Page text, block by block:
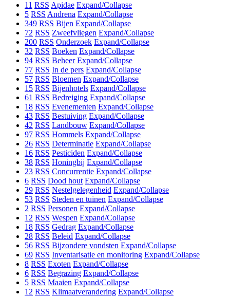
11 RSS Apidae Expand/Collapse
5 RSS Andrena Expand/Collapse
349 RSS Bijen Expand/Collapse
72 RSS Zweefvliegen Expand/Collapse
200 RSS Onderzoek Expand/Collapse
32 RSS Boeken Expand/Collapse
94 RSS Beheer Expand/Collapse
77 RSS In de pers Expand/Collapse
57 RSS Bloemen Expand/Collapse
15 RSS Bijenhotels Expand/Collapse
61 RSS Bedreiging Expand/Collapse
18 RSS Evenementen Expand/Collapse
43 RSS Bestuiving Expand/Collapse
42 RSS Landbouw Expand/Collapse
97 RSS Hommels Expand/Collapse
26 RSS Determinatie Expand/Collapse
16 RSS Pesticiden Expand/Collapse
38 RSS Honingbij Expand/Collapse
23 RSS Concurrentie Expand/Collapse
6 RSS Dood hout Expand/Collapse
29 RSS Nestelgelegenheid Expand/Collapse
53 RSS Steden en tuinen Expand/Collapse
2 RSS Personen Expand/Collapse
12 RSS Wespen Expand/Collapse
18 RSS Gedrag Expand/Collapse
28 RSS Beleid Expand/Collapse
56 RSS Bijzondere vondsten Expand/Collapse
69 RSS Inventarisatie en monitoring Expand/Collapse
8 RSS Exoten Expand/Collapse
6 RSS Begrazing Expand/Collapse
5 RSS Maaien Expand/Collapse
12 RSS Klimaatverandering Expand/Collapse